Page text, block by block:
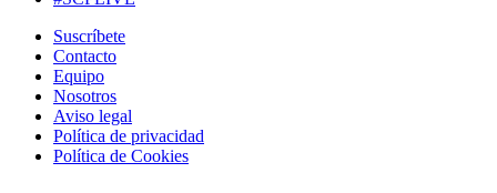
Suscríbete
Contacto
Equipo
Nosotros
Aviso legal
Política de privacidad
Política de Cookies